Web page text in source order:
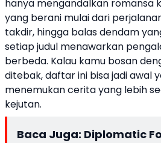
hanya mengandalkan romansa
yang berani mulai dari
takdir, hingga balas dendam
setiap judul menawarkan
berbeda. Kalau kamu bosan
ditebak, daftar ini bisa jadi awal
menemukan cerita yang lebih
kejutan.
Baca Juga: Diplomatic